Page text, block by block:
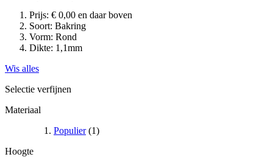
Prijs: € 0,00 en daar boven
Soort: Bakring
Vorm: Rond
Dikte: 1,1mm
Wis alles
Selectie verfijnen
Materiaal
Populier (1)
Hoogte